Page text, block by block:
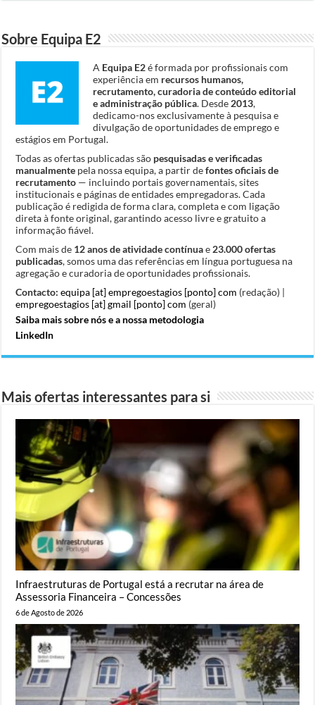
Sobre Equipa E2
A Equipa E2é formada por profissionais com
experiência em recursos humanos,
recrutamento, curadoria de conteúdo editorial
e administração pública. Desde 2013,
dedicamo-nos exclusivamente à pesquisa e
divulgação de oportunidades de emprego e
estágios em Portugal.
Todas as ofertas publicadas são pesquisadas e verificadas
manualmente pela nossa equipa, a partir defontes oficiais de
recrutamento — incluindo portais governamentais, sites
institucionais e páginas de entidades empregadoras. Cada
publicação é redigida de forma clara, completa e com ligação
direta à fonte original, garantindo acesso livre e gratuito a
informação fiável.
Com mais de 12 anos de atividade contínuae 23.000 ofertas
publicadas, somos uma das referências em língua portuguesa na
agregação e curadoria de oportunidades profissionais.
Contacto: equipa [at] empregoestagios [ponto] com (redação) |
empregoestagios [at] gmail [ponto] com (geral)
Saiba mais sobre nós e a nossa metodologia
LinkedIn
Mais ofertas interessantes para si
Infraestruturas de Portugal está a recrutar na área de
Assessoria Financeira – Concessões
6 de Agosto de 2026